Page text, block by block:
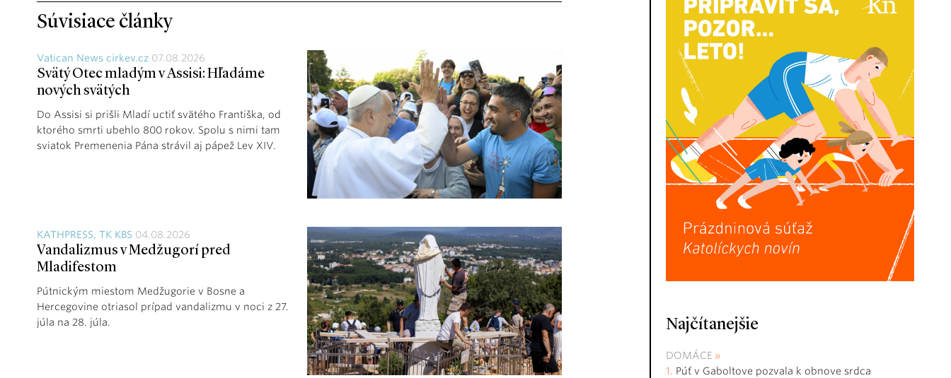
Súvisiace články
Vatican News cirkev.cz 07.08.2026
Svätý Otec mladým v Assisi: Hľadáme
nových svätých
Do Assisi si prišli Mladí uctiť svätého Františka, od
ktorého smrti ubehlo 800 rokov. Spolu s nimi tam
sviatok Premenenia Pána strávil aj pápež Lev XIV.
KATHPRESS, TK KBS 04.08.2026
Vandalizmus v Medžugorí pred
Mladifestom
Pútnickým miestom Medžugorie v Bosne a
Hercegovine otriasol prípad vandalizmu v noci z 27.
júla na 28. júla.
Najčítanejšie
DOMÁCE
Púť v Gaboltove pozvala k obnove srdca